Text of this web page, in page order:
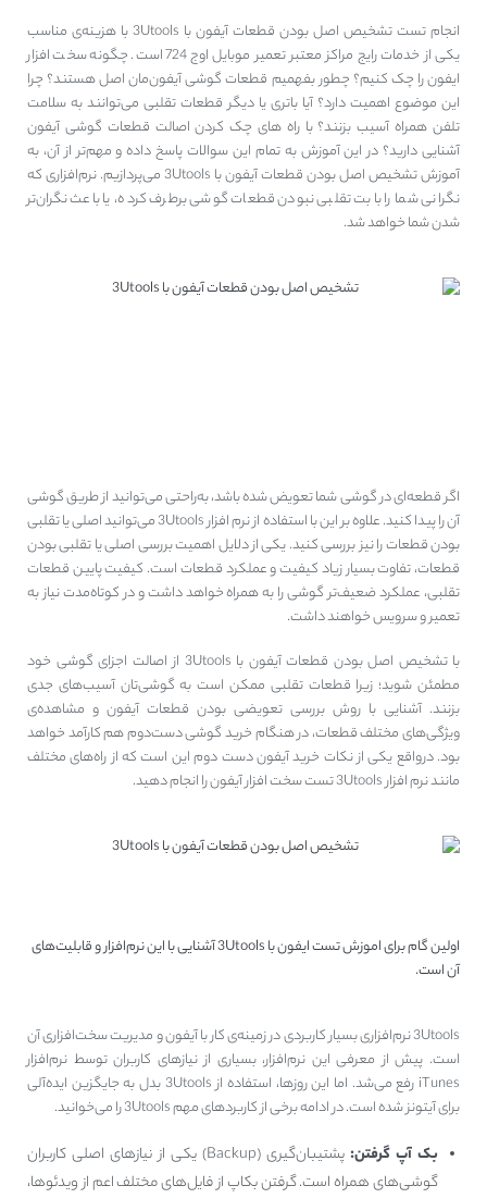
انجام تست تشخیص اصل بودن قطعات آیفون با 3Utools با هزینه‌ی مناسب
یکی از خدمات رایج مراکز معتبر تعمیر موبایل اوج 724 است. چگونه سخت افزار
ایفون را چک کنیم؟ چطور بفهمیم قطعات گوشی آیفون‌مان اصل هستند؟ چرا
این موضوع اهمیت دارد؟ آیا باتری یا دیگر قطعات تقلبی می‌توانند به سلامت
تلفن همراه آسیب بزنند؟ با راه های چک کردن اصالت قطعات گوشی آیفون
آشنایی دارید؟ در این آموزش به تمام این سوالات پاسخ داده و مهم‌تر از آن، به
آموزش تشخیص اصل بودن قطعات آیفون با 3Utools می‌پردازیم. نرم‌افزاری که
نگرانی شما را بابت تقلبی نبودن قطعات گوشی برطرف کرده، یا باعث نگران‌تر
شدن شما خواهد شد.
اگر قطعه‌ای در گوشی شما تعویض شده باشد، به‌راحتی می‌توانید از طریق گوشی
آن را پیدا کنید. علاوه بر این با استفاده از نرم افزار 3Utools می‌توانید اصلی یا تقلبی
بودن قطعات را نیز بررسی کنید. یکی از دلایل اهمیت بررسی اصلی یا تقلبی بودن
قطعات، تفاوت بسیار زیاد کیفیت و عملکرد قطعات است. کیفیت پایین قطعات
تقلبی، عملکرد ضعیف‌تر گوشی را به همراه خواهد داشت و در کوتاه‌مدت نیاز به
تعمیر و سرویس خواهند داشت.
با تشخیص اصل بودن قطعات آیفون با 3Utools از اصالت اجزای گوشی خود
مطمئن شوید؛ زیرا قطعات تقلبی ممکن است به گوشی‌تان آسیب‌های جدی
بزنند. آشنایی با روش بررسی تعویضی بودن قطعات آیفون و مشاهده‌ی
ویژگی‌های مختلف قطعات، در هنگام خرید گوشی دست‌دوم هم کارآمد خواهد
بود. درواقع یکی از نکات خرید آیفون دست دوم این است که از راه‌های مختلف
مانند نرم افزار 3Utools تست سخت افزار آیفون را انجام دهید.
اولین گام برای اموزش تست ایفون با 3Utools آشنایی با این نرم‌افزار و قابلیت‌های
آن است.
3Utools نرم‌افزاری بسیار کاربردی در زمینه‌ی کار با آیفون و مدیریت سخت‌افزاری آن
است. پیش از معرفی این نرم‌افزار، بسیاری از نیازهای کاربران توسط نرم‌افزار
iTunes رفع می‌شد. اما این روزها، استفاده از 3Utools بدل به جایگزین ایده‌آلی
برای آیتونز شده است. در ادامه برخی از کاربردهای مهم 3Utools را می‌خوانید.
بک آپ گرفتن:
پشتیبان‌گیری (Backup) یکی از نیازهای اصلی کاربران
گوشی‌های همراه است. گرفتن بکاپ از فایل‌های مختلف اعم از ویدئوها،